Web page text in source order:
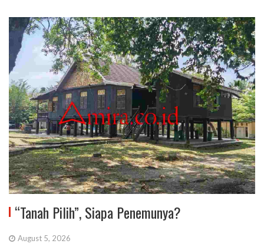
“Tanah Pilih”, Siapa Penemunya?
August 5, 2026